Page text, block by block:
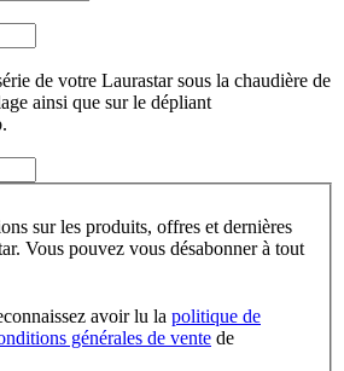
de votre Laurastar sous la chaudière de
ainsi que sur le dépliant
sur les produits, offres et dernières
Vous pouvez vous désabonner à tout
avoir lu la politique de
générales de vente de